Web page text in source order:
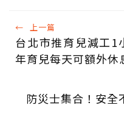
← 上一篇
台北市推育兒減工1
年育兒每天可額外休
防災士集合！安全